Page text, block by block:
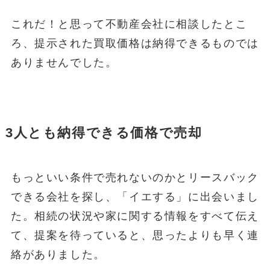
これだ！と思って不動産会社に相談したとこ
ろ、提示された買取価格は納得できるものでは
ありませんでした。
3人とも納得できる価格で売却
もっといい条件で売れないのかとリースバック
できる会社を探し、「イエする」に出会いまし
た。相続の状況や家に関する情報をすべて伝え
て、提案を待っていると、思ったよりも早く連
絡がありました。